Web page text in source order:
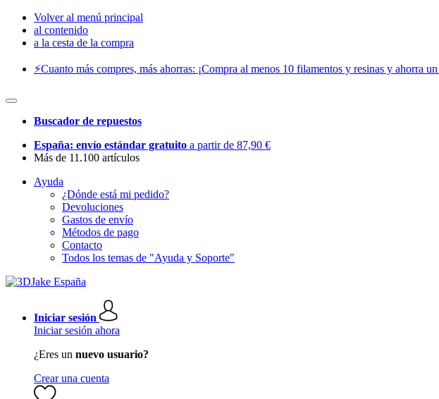
Volver al menú principal
al contenido
a la cesta de la compra
⚡️Cuanto más compres, más ahorras: ¡Compra al menos 10 filamentos y resinas y ahorra
Buscador de repuestos
España: envío estándar gratuito a partir de 87,90 €
Más de 11.100 artículos
Ayuda
¿Dónde está mi pedido?
Devoluciones
Gastos de envío
Métodos de pago
Contacto
Todos los temas de "Ayuda y Soporte"
Iniciar sesión
Iniciar sesión ahora
¿Eres un nuevo usuario?
Crear una cuenta